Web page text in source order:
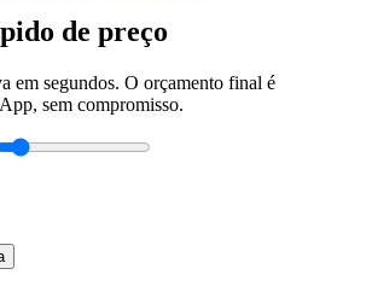
de preço
em segundos. O orçamento final é
sem compromisso.